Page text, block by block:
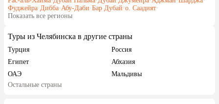
Фуджейра· Дибба· Абу-Даби·Бар Дубай·о. Саадият·
Показать все регионы
Туры из Челябинска в другие страны
Турция
Россия
Египет
Абхазия
ОАЭ
Мальдивы
Гонконг
Остальные страны